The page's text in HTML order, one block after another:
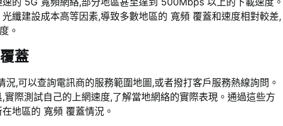
纖建設成本高等因素,導致多數地區的 寬頻 覆蓋和速度相對較差,
。
蓋
,可以查詢電訊商的服務範圍地圖,或者撥打客戶服務熱線詢問。
實際測試自己的上網速度,了解當地網絡的實際表現。通過這些方
地區的 寬頻 覆蓋情況。